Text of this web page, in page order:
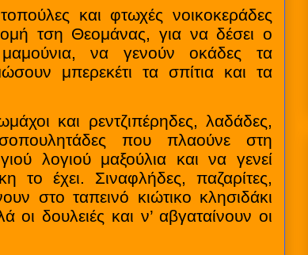
και φτωχές νοικοκεράδες
τση Θεομάνας, για να δέσει ο
να γενούν οκάδες τα
μπερεκέτι τα σπίτια και τα
και ρεντζιπέρηδες, λαδάδες,
που πλαούνε στη
λογιού μαξούλια και να γενεί
το έχει. Σιναφλήδες, παζαρίτες,
στο ταπεινό κιώτικο κλησιδάκι
δουλειές και ν’ αβγαταίνουν οι